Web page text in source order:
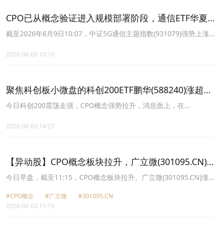
CPO已从概念验证进入规模部署阶段，通信ETF华夏
(515050)涨2.27%，CPO概念股权重超74%
截至2026年6月9日10:07，中证5G通信主题指数(931079)强势上涨
新上涨7.74%，生益科技，国博电子等个股跟涨。
2026-06-09 10:10
聚焦科创板小微盘的科创200ETF鹏华(588240)涨超
1.3%，CPO、半导体芯片强势上行
今日科创200震荡走强，CPO概念强势拉升，消息面上，在
行官墨菲与黄仁勋同台，黄仁勋直呼迈威尔科技“就是下一家万亿美
2026-06-03 14:27
【异动股】CPO概念板块拉升，广立微(301095.CN)涨
14.43%
今日早盘，截至11:15，CPO概念板块拉升。广立微(301095.CN)涨
佳光子(688313.CN)涨13.70%报175.66元，联讯仪器(688808.CN)涨
11.29%报2070.0元，太辰光(300570.CN)涨10.99%报178.52元，炬
#CPO概念 #广立微
#301095.CN
2026-06-03 11:15